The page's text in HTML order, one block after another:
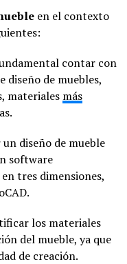
en el contexto
contar con
diseño de muebles,
materiales más
diseño de mueble
software
tres dimensiones,
los materiales
del mueble, ya que
de creación.